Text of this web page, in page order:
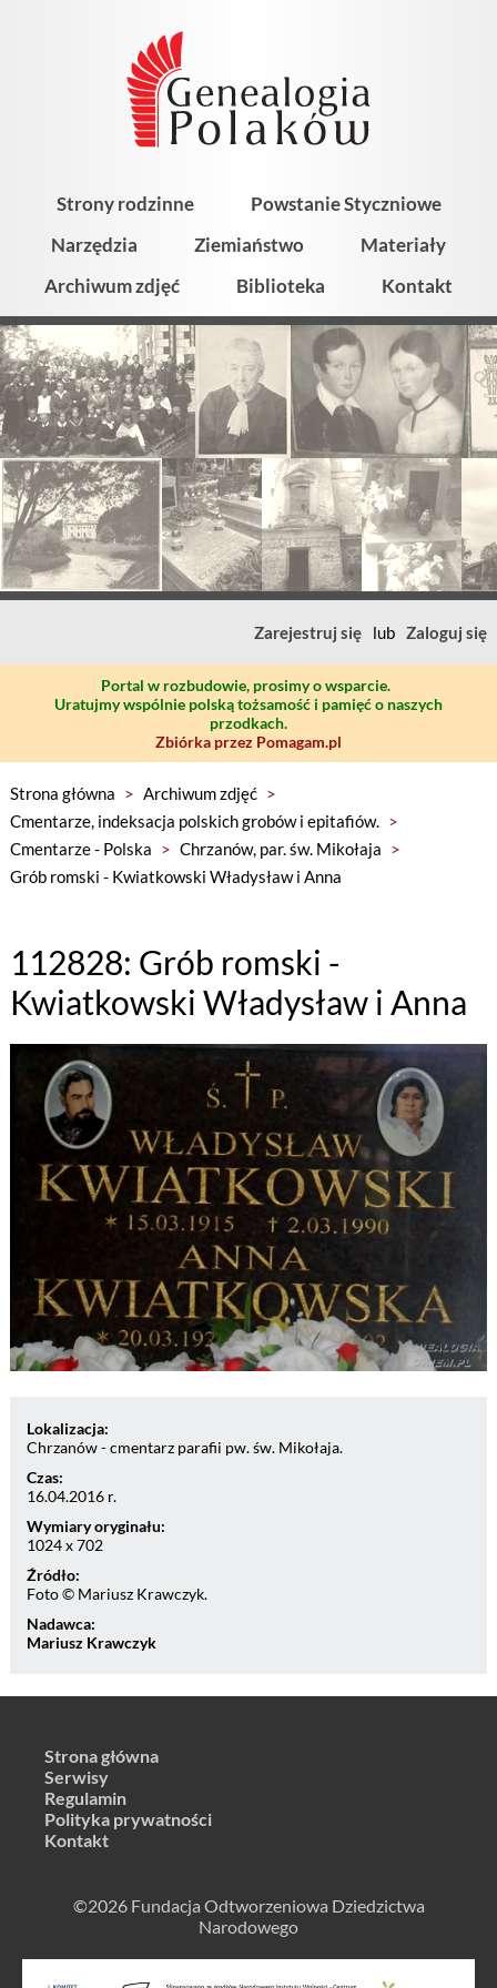
Strony rodzinne
Powstanie Styczniowe
Narzędzia
Ziemiaństwo
Materiały
Archiwum zdjęć
Biblioteka Kontakt
Zarejestruj się lub Zaloguj się
Portal w rozbudowie, prosimy o wsparcie.
Uratujmy wspólnie polską tożsamość i pamięć o naszych
przodkach.
Zbiórka przez Pomagam.pl
Strona główna > Archiwum zdjęć >
Cmentarze, indeksacja polskich grobów i epitafiów. >
Cmentarze - Polska > Chrzanów, par. św. Mikołaja >
Grób romski - Kwiatkowski Władysław i Anna
112828: Grób romski -
Kwiatkowski Władysław i Anna
Lokalizacja:
Chrzanów - cmentarz parafii pw. św. Mikołaja.
Czas:
16.04.2016 r.
Wymiary oryginału:
1024 x 702
Źródło:
Foto © Mariusz Krawczyk.
Nadawca:
Mariusz Krawczyk
Strona główna
Serwisy
Regulamin
Polityka prywatności
Kontakt
©2026 Fundacja Odtworzeniowa Dziedzictwa
Narodowego